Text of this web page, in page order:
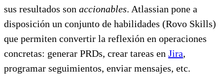
sus resultados son accionables. Atlassian pone a
disposición un conjunto de habilidades (Rovo Skills)
que permiten convertir la reflexión en operaciones
concretas: generar PRDs, crear tareas en Jira,
programar seguimientos, enviar mensajes, etc.